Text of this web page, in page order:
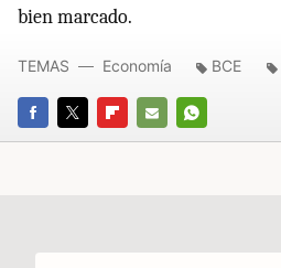
bien marcado.
FACEBOOK
TWITTERFLIPBOARD
E-
WHATSAPP
TEMAS Economía BCE